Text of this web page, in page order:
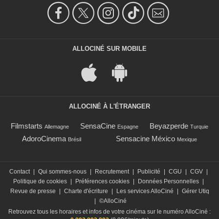
ALLOCINÉ SUR MOBILE
ALLOCINÉ À L'ÉTRANGER
Filmstarts Allemagne SensaCine Espagne Beyazperde Turquie
AdoroCinema Brésil Sensacine México Mexique
Contact Qui sommes-nous Recrutement Publicité CGU CGV
Politique de cookies
Préférences cookies Données Personnelles
Revue de presse
Charte d'écriture Les services AlloCiné
Gérer Utiq
©AlloCiné
Retrouvez tous les horaires et infos de votre cinéma sur le numéro AlloCiné :